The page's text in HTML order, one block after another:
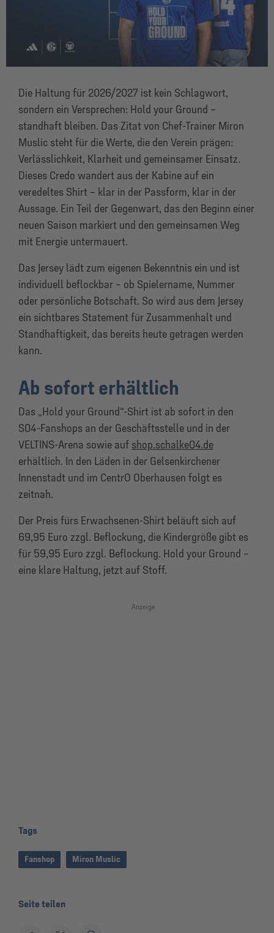
Die Haltung für 2026/2027 ist kein Schlagwort,
sondern ein Versprechen: Hold your Ground –
standhaft bleiben. Das Zitat von Chef-Trainer Miron
Muslic steht für die Werte, die den Verein prägen:
Verlässlichkeit, Klarheit und gemeinsamer Einsatz.
Dieses Credo wandert aus der Kabine auf ein
veredeltes Shirt – klar in der Passform, klar in der
Aussage. Ein Teil der Gegenwart, das den Beginn einer
neuen Saison markiert und den gemeinsamen Weg
mit Energie untermauert.
Das Jersey lädt zum eigenen Bekenntnis ein und ist
individuell beflockbar – ob Spielername, Nummer
oder persönliche Botschaft. So wird aus dem Jersey
ein sichtbares Statement für Zusammenhalt und
Standhaftigkeit, das bereits heute getragen werden
kann.
Ab sofort erhältlich
Das „Hold your Ground“-Shirt ist ab sofort in den
S04-Fanshops an der Geschäftsstelle und in der
VELTINS-Arena sowie auf shop.schalke04.de
erhältlich. In den Läden in der Gelsenkirchener
Innenstadt und im CentrO Oberhausen folgt es
zeitnah.
Der Preis fürs Erwachsenen-Shirt beläuft sich auf
69,95 Euro zzgl. Beflockung, die Kindergröße gibt es
für 59,95 Euro zzgl. Beflockung. Hold your Ground –
eine klare Haltung, jetzt auf Stoff.
Anzeige
Tags
Fanshop Miron Muslic
Seite teilen